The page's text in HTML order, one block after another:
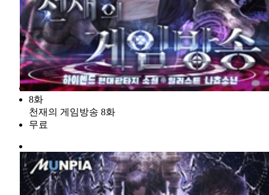
8화
천재의 게임방송 8화
무료